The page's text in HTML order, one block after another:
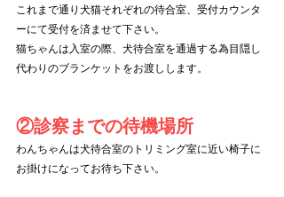
これまで通り犬猫それぞれの待合室、受付カウンタ
ーにて受付を済ませて下さい。
猫ちゃんは入室の際、犬待合室を通過する為目隠し
代わりのブランケットをお渡しします。
②診察までの待機場所
わんちゃんは犬待合室のトリミング室に近い椅子に
お掛けになってお待ち下さい。